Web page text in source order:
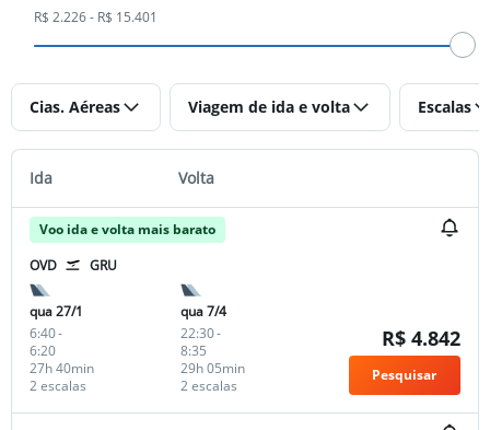
R$ 2.226 - R$ 15.401
Cias. Aéreas Viagem de ida e volta Escalas
Ida Volta
Voo ida e volta mais barato
OVD
GRU
qua 27/1
6:40-
6:20
2 escalas
27h 40min
qua 7/4
22:30-
8:35
2 escalas
29h 05min
R$ 4.842
Pesquisar